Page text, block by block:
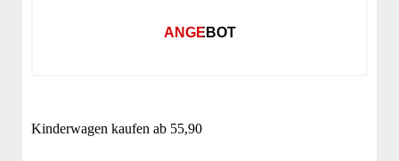
ANGEBOT
Kinderwagen kaufen ab 55,90